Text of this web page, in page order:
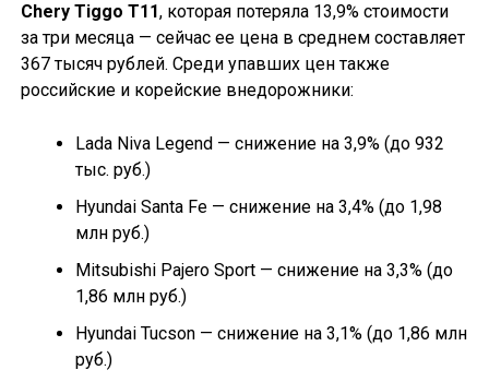
Chery Tiggo T11, которая потеряла 13,9% стоимости
за три месяца — сейчас ее цена в среднем составляет
367 тысяч рублей. Среди упавших цен также
российские и корейские внедорожники:
Lada Niva Legend — снижение на 3,9% (до 932
тыс. руб.)
Hyundai Santa Fe — снижение на 3,4% (до 1,98
млн руб.)
Mitsubishi Pajero Sport — снижение на 3,3% (до
1,86 млн руб.)
Hyundai Tucson — снижение на 3,1% (до 1,86 млн
руб.)